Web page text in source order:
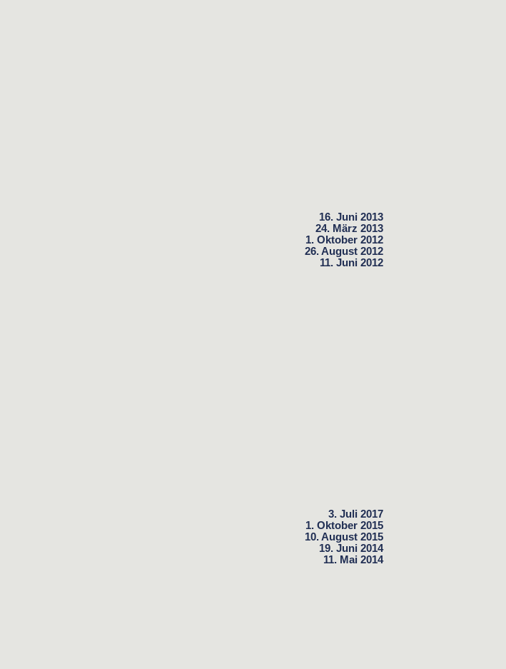
16. Juni 2013
24. März 2013
1. Oktober 2012
26. August 2012
11. Juni 2012
3. Juli 2017
1. Oktober 2015
10. August 2015
19. Juni 2014
11. Mai 2014